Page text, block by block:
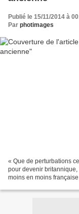
Publié le 15/11/2014 à
Par photimages
« Que de perturbations
pour devenir
moins en moins